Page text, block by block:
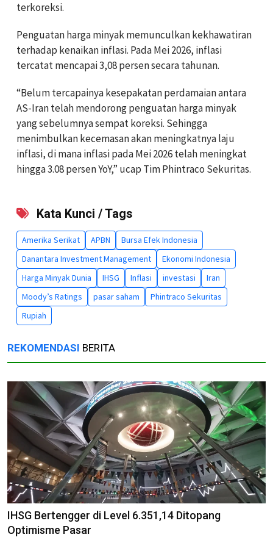
terkoreksi.
Penguatan harga minyak memunculkan kekhawatiran
terhadap kenaikan inflasi. Pada Mei 2026, inflasi
tercatat mencapai 3,08 persen secara tahunan.
“Belum tercapainya kesepakatan perdamaian antara
AS-Iran telah mendorong penguatan harga minyak
yang sebelumnya sempat koreksi. Sehingga
menimbulkan kecemasan akan meningkatnya laju
inflasi, di mana inflasi pada Mei 2026 telah meningkat
hingga 3.08 persen YoY,” ucap Tim Phintraco Sekuritas.
Kata Kunci / Tags
Amerika Serikat APBN
Bursa Efek Indonesia
Danantara Investment Management
Ekonomi Indonesia
Harga Minyak Dunia
IHSG Inflasi investasi
Iran
Moody’s Ratings
pasar saham
Phintraco Sekuritas
Rupiah
REKOMENDASI BERITA
IHSG Bertengger di Level 6.351,14 Ditopang
Optimisme Pasar